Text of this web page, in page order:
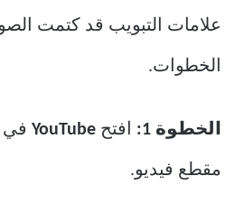
علامات التبويب قد كتمت
الخطوات.
الخطوة 1: افتح YouTube في
مقطع فيديو.